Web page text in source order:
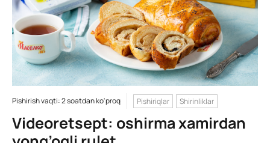
Pishirish vaqti: 2 soatdan ko'proq Pishiriqlar Shirinliklar
Videoretsept: oshirma xamirdan